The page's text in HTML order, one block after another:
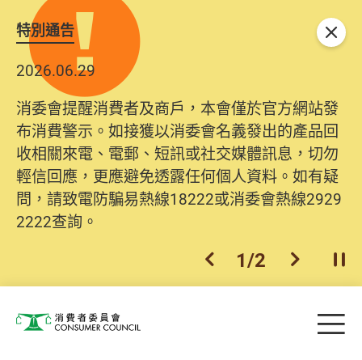
特別通告
2026.06.29
消委會提醒消費者及商戶，本會僅於官方網站發
布消費警示。如接獲以消委會名義發出的產品回
收相關來電、電郵、短訊或社交媒體訊息，切勿
輕信回應，更應避免透露任何個人資料。如有疑
問，請致電防騙易熱線18222或消委會熱線2929
2222查詢。
上一個
1/2 下一個開
關閉
消費者委員會 目